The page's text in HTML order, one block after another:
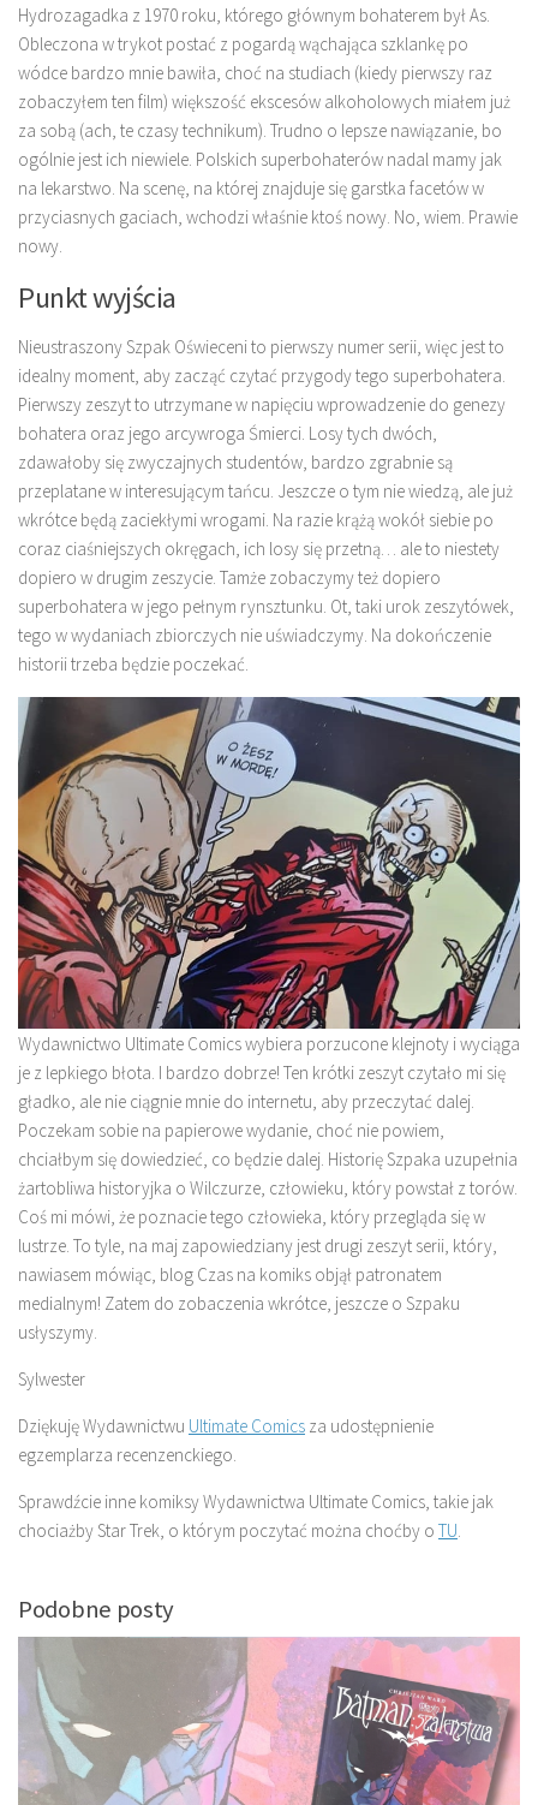
Hydrozagadka z 1970 roku, którego głównym bohaterem był As.
Obleczona w trykot postać z pogardą wąchająca szklankę po
wódce bardzo mnie bawiła, choć na studiach (kiedy pierwszy raz
zobaczyłem ten film) większość ekscesów alkoholowych miałem już
za sobą (ach, te czasy technikum). Trudno o lepsze nawiązanie, bo
ogólnie jest ich niewiele. Polskich superbohaterów nadal mamy jak
na lekarstwo. Na scenę, na której znajduje się garstka facetów w
przyciasnych gaciach, wchodzi właśnie ktoś nowy. No, wiem. Prawie
nowy.
Punkt wyjścia
Nieustraszony Szpak Oświeceni to pierwszy numer serii, więc jest to
idealny moment, aby zacząć czytać przygody tego superbohatera.
Pierwszy zeszyt to utrzymane w napięciu wprowadzenie do genezy
bohatera oraz jego arcywroga Śmierci. Losy tych dwóch,
zdawałoby się zwyczajnych studentów, bardzo zgrabnie są
przeplatane w interesującym tańcu. Jeszcze o tym nie wiedzą, ale już
wkrótce będą zaciekłymi wrogami. Na razie krążą wokół siebie po
coraz ciaśniejszych okręgach, ich losy się przetną… ale to niestety
dopiero w drugim zeszycie. Tamże zobaczymy też dopiero
superbohatera w jego pełnym rynsztunku. Ot, taki urok zeszytówek,
tego w wydaniach zbiorczych nie uświadczymy. Na dokończenie
historii trzeba będzie poczekać.
Wydawnictwo Ultimate Comics wybiera porzucone klejnoty i wyciąga
je z lepkiego błota. I bardzo dobrze! Ten krótki zeszyt czytało mi się
gładko, ale nie ciągnie mnie do internetu, aby przeczytać dalej.
Poczekam sobie na papierowe wydanie, choć nie powiem,
chciałbym się dowiedzieć, co będzie dalej. Historię Szpaka uzupełnia
żartobliwa historyjka o Wilczurze, człowieku, który powstał z torów.
Coś mi mówi, że poznacie tego człowieka, który przegląda się w
lustrze. To tyle, na maj zapowiedziany jest drugi zeszyt serii, który,
nawiasem mówiąc, blog Czas na komiks objął patronatem
medialnym! Zatem do zobaczenia wkrótce, jeszcze o Szpaku
usłyszymy.
Sylwester
Dziękuję Wydawnictwu Ultimate Comics za udostępnienie
egzemplarza recenzenckiego.
Sprawdźcie inne komiksy Wydawnictwa Ultimate Comics, takie jak
chociażby Star Trek, o którym poczytać można choćby o TU
Podobne posty